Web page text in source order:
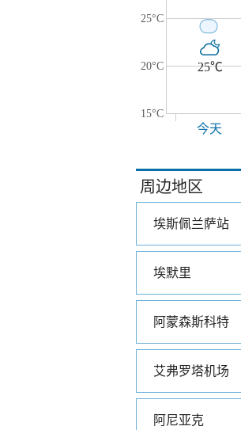
25°C
20°C
15°C
25℃
今天
周边地区
埃斯佩兰萨站
埃默里
阿蒙森斯科特
艾弗罗塔机场
阿尼亚克